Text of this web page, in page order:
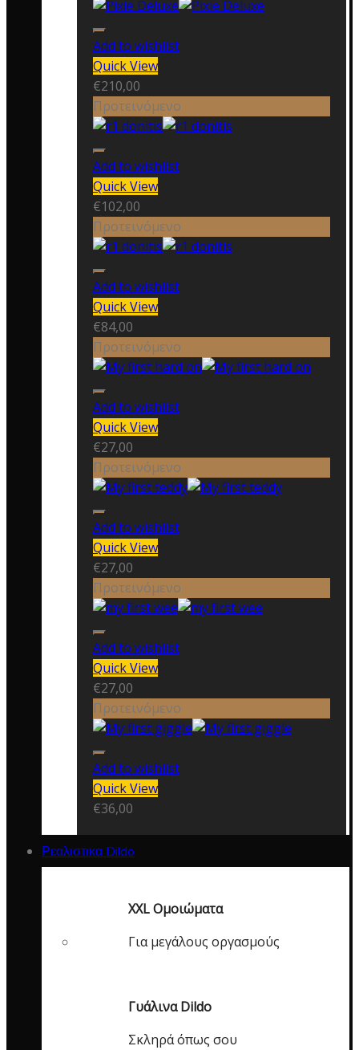
Add to wishlist
Quick View
€210,00
Προτεινόμενο
Add to wishlist
Quick View
€102,00
Προτεινόμενο
Add to wishlist
Quick View
€84,00
Προτεινόμενο
Add to wishlist
Quick View
€27,00
Προτεινόμενο
Add to wishlist
Quick View
€27,00
Προτεινόμενο
Add to wishlist
Quick View
€27,00
Προτεινόμενο
Add to wishlist
Quick View
€36,00
Ρεαλιστικα Dildo
XXL Ομοιώματα
Για μεγάλους οργασμούς
Γυάλινα Dildo
Σκληρά όπως σου